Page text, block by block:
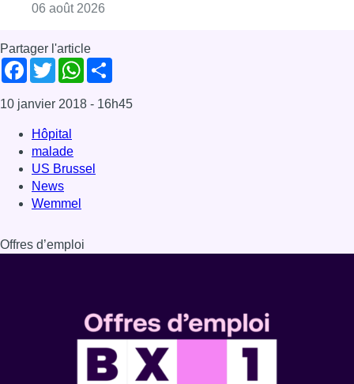
06 août 2026
Partager l'article
Facebook
TwitterWhatsApp
10 janvier 2018 - 16h45
Hôpital
malade
US Brussel
News
Wemmel
Offres d’emploi